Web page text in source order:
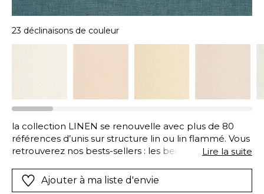
23 déclinaisons de couleur
la collection LINEN se renouvelle avec plus de 80
références d’unis sur structure lin ou lin flammé. Vous
retrouverez nos bests-sellers : les beiges, les gris, les
l’air du temps, comme les verts du moment, les bleus
plus tendances ou les couleurs chaudes : noisette,
Lire la suite
Ajouter à ma liste d'envie